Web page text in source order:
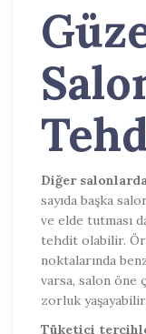
Diğer
sayıda başka
ve elde tutması
tehdit olabilir.
noktalarında
varsa, salon öne
zorluk yaşayabilir.
Tüketici